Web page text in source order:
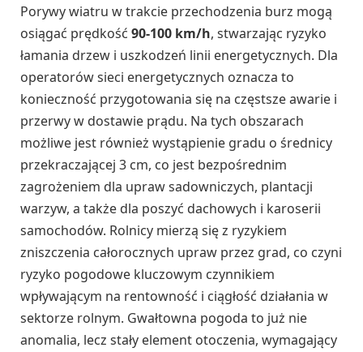
Porywy wiatru w trakcie przechodzenia burz mogą
osiągać prędkość 90-100 km/h, stwarzając ryzyko
łamania drzew i uszkodzeń linii energetycznych. Dla
operatorów sieci energetycznych oznacza to
konieczność przygotowania się na częstsze awarie i
przerwy w dostawie prądu. Na tych obszarach
możliwe jest również wystąpienie gradu o średnicy
przekraczającej 3 cm, co jest bezpośrednim
zagrożeniem dla upraw sadowniczych, plantacji
warzyw, a także dla poszyć dachowych i karoserii
samochodów. Rolnicy mierzą się z ryzykiem
zniszczenia całorocznych upraw przez grad, co czyni
ryzyko pogodowe kluczowym czynnikiem
wpływającym na rentowność i ciągłość działania w
sektorze rolnym. Gwałtowna pogoda to już nie
anomalia, lecz stały element otoczenia, wymagający